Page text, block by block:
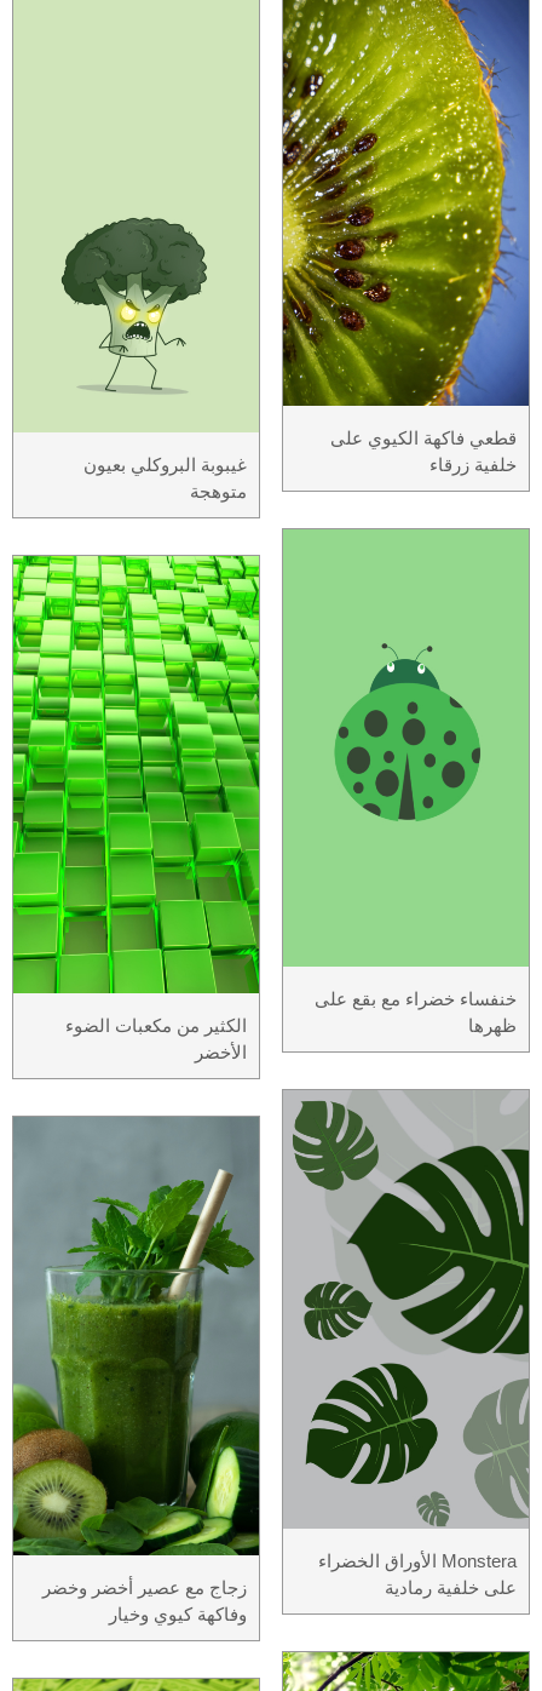
قطعي فاكهة الكيوي على
خلفية زرقاء
خنفساء خضراء مع بقع على
ظهرها
Monstera الأوراق الخضراء
على خلفية رمادية
غيبوبة البروكلي بعيون
متوهجة
الكثير من مكعبات الضوء
الأخضر
زجاج مع عصير أخضر وخضر
وفاكهة كيوي وخيار